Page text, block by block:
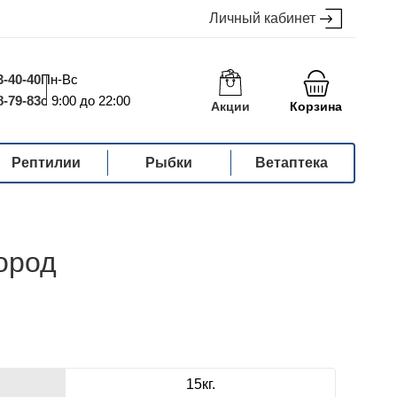
Личный кабинет
40-40
79-83
Пн-Вс
с 9:00 до 22:00
Акции Корзина
Рептилии Рыбки Ветаптека
15кг.